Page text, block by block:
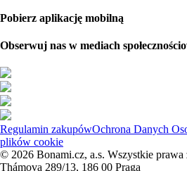
Pobierz aplikację mobilną
Obserwuj nas w mediach
Regulamin zakupówOchrona Danych
plików cookie
© 2026 Bonami.cz, a.s. Wszystkie prawa
Thámova 289/13, 186 00 Praga